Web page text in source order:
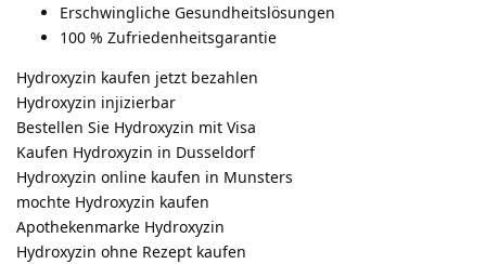
Erschwingliche Gesundheitslösungen
100 % Zufriedenheitsgarantie
Hydroxyzin kaufen jetzt bezahlen
Hydroxyzin injizierbar
Bestellen Sie Hydroxyzin mit Visa
Kaufen Hydroxyzin in Dusseldorf
Hydroxyzin online kaufen in Munsters
mochte Hydroxyzin kaufen
Apothekenmarke Hydroxyzin
Hydroxyzin ohne Rezept kaufen